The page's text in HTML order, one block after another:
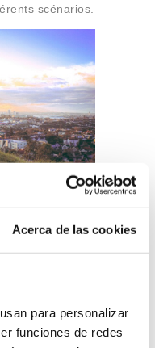
Acerca de las cookies
para personalizar
funciones de redes
scénarios.
l’état de la
garantir la
le succès a
dans